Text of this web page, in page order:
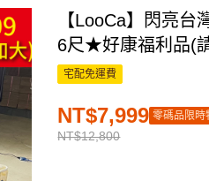
【LooCa】閃亮
6尺★好康福利品(
宅配免運費
NT$12,800
NT$7,999 零碼品限時